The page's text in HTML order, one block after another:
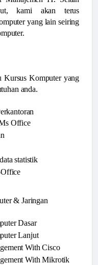
kami akan terus
yang lain seiring
Kursus Komputer yang
anda.
Office
statistik
& Jaringan
Dasar
Lanjut
With Cisco
With Mikrotik